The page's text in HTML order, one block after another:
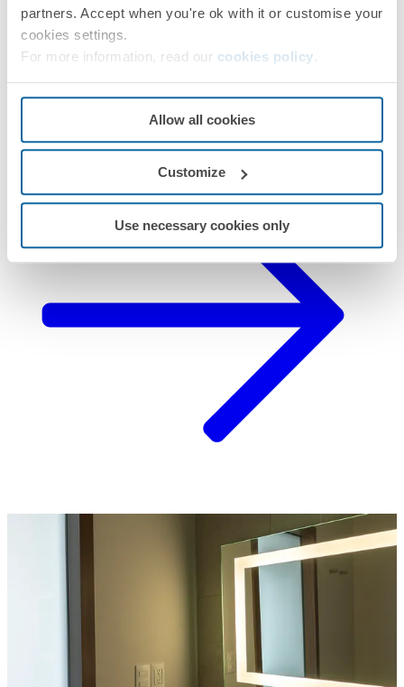
partners. Accept when you're ok with it or customise your
cookies settings.
For more information, read our cookies policy
Allow all cookies
Customize
Use necessary cookies only
Teclas y tapas
ciegas Enchufes Interruptores
Interruptores conectivos
iO